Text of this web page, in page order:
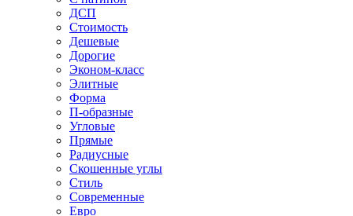
ДСП
Стоимость
Дешевые
Дорогие
Эконом-класс
Элитные
Форма
П-образные
Угловые
Прямые
Радиусные
Скошенные углы
Стиль
Современные
Евро